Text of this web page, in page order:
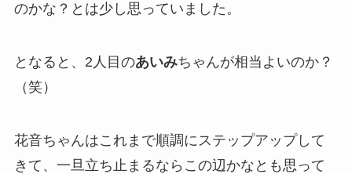
のかな？とは少し思っていました。
となると、2人目のあいみちゃんが相当よいのか？
（笑）
花音ちゃんはこれまで順調にステップアップして
きて、一旦立ち止まるならこの辺かなとも思って